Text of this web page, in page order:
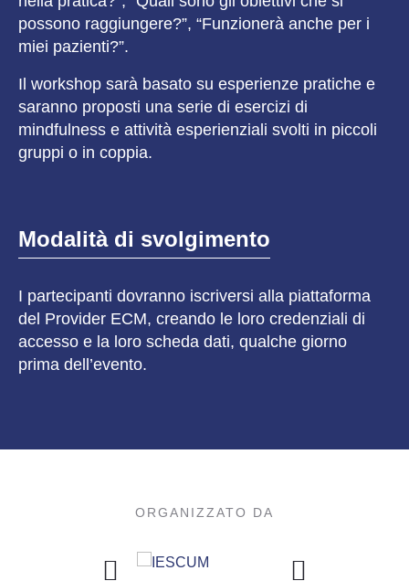
possono raggiungere?”, “Funzionerà anche per i
miei pazienti?”.
Il workshop sarà basato su esperienze pratiche e
saranno proposti una serie di esercizi di
mindfulness e attività esperienziali svolti in piccoli
gruppi o in coppia.
Modalità di svolgimento
I partecipanti dovranno iscriversi alla piattaforma
del Provider ECM, creando le loro credenziali di
accesso e la loro scheda dati, qualche giorno
prima dell’evento.
ORGANIZZATO DA